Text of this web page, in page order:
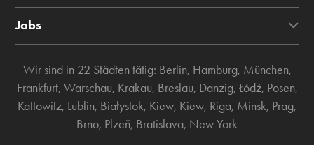
Jobs
Wir sind in 22 Städten tätig: Berlin, Hamburg, München,
Frankfurt, Warschau, Krakau, Breslau, Danzig, Łódź, Posen,
Kattowitz, Lublin, Białystok, Kiew, Kiew, Riga, Minsk, Prag,
Brno, Plzeň, Bratislava, New York